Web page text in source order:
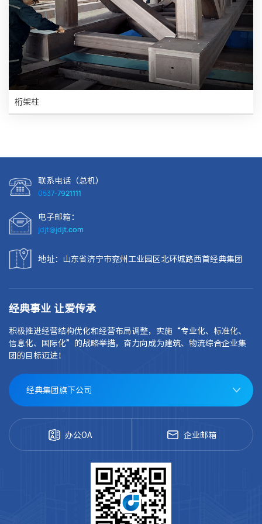
桁架柱
联系电话（总机）
0537-7921111
电子邮箱：
jdjt@jdjt.com
地址：山东省济宁市兖州工业园区北环城路西首经典集团
经典事业 让爱传承
积极推进经营结构优化和经营布局调整，实施“专业化、标准化、
信息化、国际化”的战略举措，奋力向成为建筑、物流综合企业集
团的目标迈进！
经典集团旗下公司
办公OA 企业邮箱